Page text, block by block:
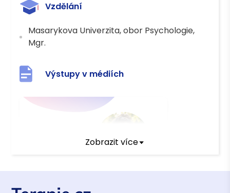
Vzdělání
Masarykova Univerzita, obor Psychologie,
Mgr.
Výstupy v médiích
Zobrazit více